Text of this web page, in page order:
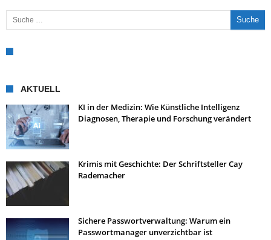
Suche nach:
AKTUELL
KI in der Medizin: Wie Künstliche Intelligenz
Diagnosen, Therapie und Forschung verändert
Krimis mit Geschichte: Der Schriftsteller Cay
Rademacher
Sichere Passwortverwaltung: Warum ein
Passwortmanager unverzichtbar ist